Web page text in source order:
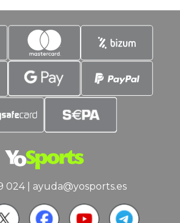
2 jugadores serán los
024| ayuda@yosports.es